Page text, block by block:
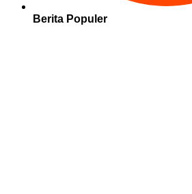
Berita Populer